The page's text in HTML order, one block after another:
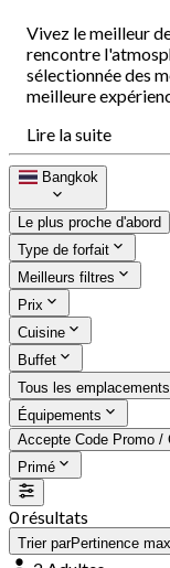
Vivez le meilleur
rencontre
sélectionnée des
meilleure
Lire la suite
Bangkok
Le plus proche d'abord
Type de forfait
Meilleurs filtres
Prix
Cuisine
Buffet
Tous les emplacements
Équipements
Accepte Code Promo /
Primé
0 résultats
Trier parPertinence